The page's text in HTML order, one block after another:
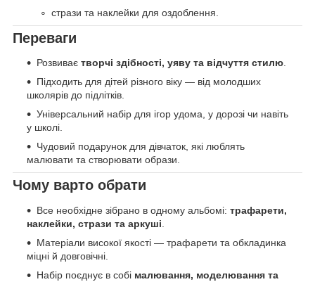
стрази та наклейки для оздоблення.
Переваги
Розвиває творчі здібності, уяву та відчуття стилю.
Підходить для дітей різного віку — від молодших
школярів до підлітків.
Універсальний набір для ігор удома, у дорозі чи навіть
у школі.
Чудовий подарунок для дівчаток, які люблять
малювати та створювати образи.
Чому варто обрати
Все необхідне зібрано в одному альбомі: трафарети,
наклейки, стрази та аркуші
Матеріали високої якості — трафарети та обкладинка
міцні й довговічні.
Набір поєднує в собі малювання, моделювання та